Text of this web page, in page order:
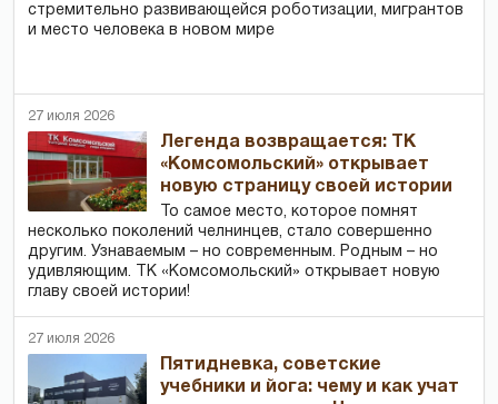
стремительно развивающейся роботизации, мигрантов
и место человека в новом мире
27 июля 2026
Легенда возвращается: ТК
«Комсомольский» открывает
новую страницу своей истории
То самое место, которое помнят
несколько поколений челнинцев, стало совершенно
другим. Узнаваемым – но современным. Родным – но
удивляющим. ТК «Комсомольский» открывает новую
главу своей истории!
27 июля 2026
Пятидневка, советские
учебники и йога: чему и как учат